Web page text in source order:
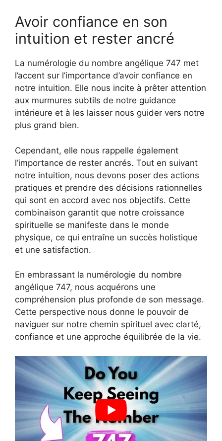
Avoir confiance en son
intuition et rester ancré
La numérologie du nombre angélique 747 met
l’accent sur l’importance d’avoir confiance en
notre intuition. Elle nous incite à prêter attention
aux murmures subtils de notre guidance
intérieure et à les laisser nous guider vers notre
plus grand bien.
Cependant, elle nous rappelle également
l’importance de rester ancrés. Tout en suivant
notre intuition, nous devons poser des actions
pratiques et prendre des décisions rationnelles
qui sont en accord avec nos objectifs. Cette
combinaison garantit que notre croissance
spirituelle se manifeste dans le monde
physique, ce qui entraîne un succès holistique
et une satisfaction.
En embrassant la numérologie du nombre
angélique 747, nous acquérons une
compréhension plus profonde de son message.
Cette perspective nous donne le pouvoir de
naviguer sur notre chemin spirituel avec clarté,
confiance et une approche équilibrée de la vie.